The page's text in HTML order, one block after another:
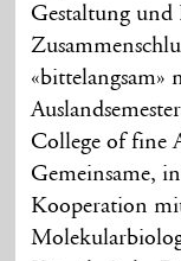
Gestaltung
«bittelangsam»
College of fine
Gemeinsame,
Kooperation